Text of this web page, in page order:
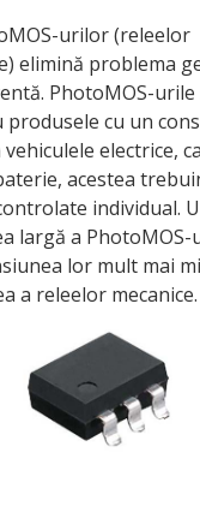
urilor (releelor
elimină problema
PhotoMOS-
cu un
electrice,
acestea
individual.
largă a PhotoMOS-
lor mult mai
a releelor mecanice.